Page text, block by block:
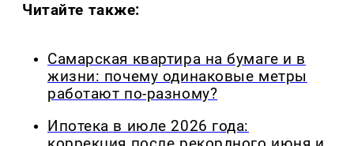
Читайте также:
Самарская квартира на бумаге и в
жизни: почему одинаковые метры
работают по-разному?
Ипотека в июле 2026 года: